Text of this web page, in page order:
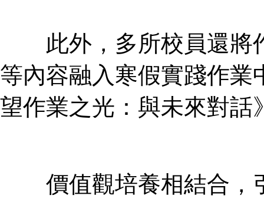
此外，多所校員還將
等內容融入寒假實踐作業
望作業之光：與未來對話
價值觀培養相結合，